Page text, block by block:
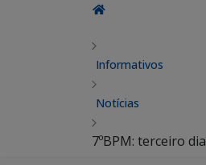
Informativos
Notícias
7ºBPM: terceiro